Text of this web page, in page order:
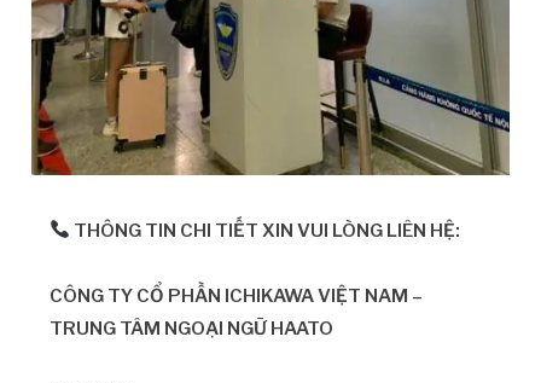
THÔNG TIN CHI TIẾT XIN VUI LÒNG LIÊN HỆ:
CÔNG TY CỔ PHẦN ICHIKAWA VIỆT NAM –
TRUNG TÂM NGOẠI NGỮ HAATO